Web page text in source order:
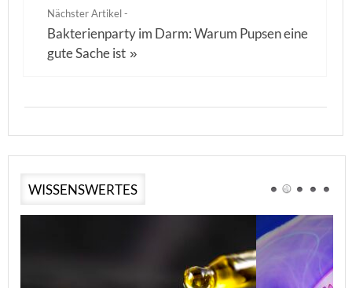
Nächster Artikel -
Bakterienparty im Darm: Warum Pupsen eine
gute Sache ist »
WISSENSWERTES